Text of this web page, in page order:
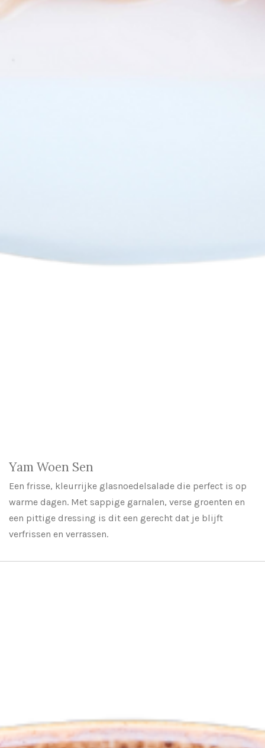
Yam Woen Sen
Een frisse, kleurrijke glasnoedelsalade die perfect is op
warme dagen. Met sappige garnalen, verse groenten en
een pittige dressing is dit een gerecht dat je blijft
verfrissen en verrassen.